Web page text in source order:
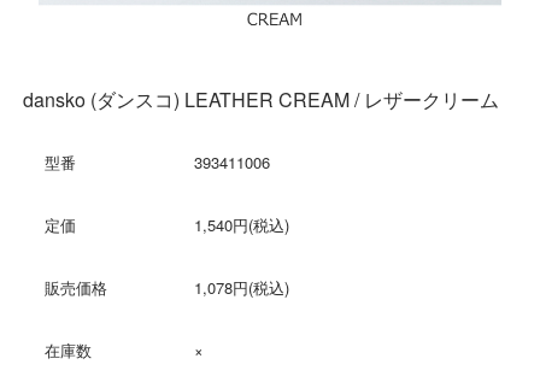
dansko (ダンスコ) LEATHER CREAM / レザークリーム
型番 393411006
定価 1,540円(税込)
販売価格 1,078円(税込)
在庫数 ×